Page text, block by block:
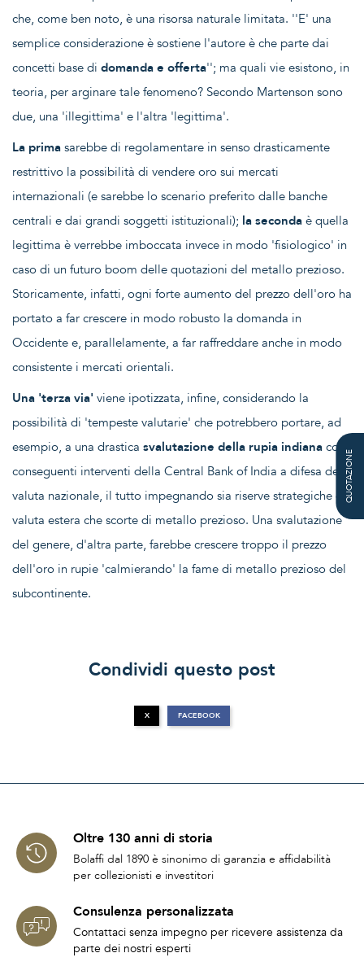
che, come ben noto, è una risorsa naturale limitata. ''E' una
semplice considerazione è sostiene l'autore è che parte dai
concetti base di domanda e offerta''; ma quali vie esistono, in
teoria, per arginare tale fenomeno? Secondo Martenson sono
due, una 'illegittima' e l'altra 'legittima'.
La prima sarebbe di regolamentare in senso drasticamente
restrittivo la possibilità di vendere oro sui mercati
internazionali (e sarebbe lo scenario preferito dalle banche
centrali e dai grandi soggetti istituzionali); la seconda è quella
legittima è verrebbe imboccata invece in modo 'fisiologico' in
caso di un futuro boom delle quotazioni del metallo prezioso.
Storicamente, infatti, ogni forte aumento del prezzo dell'oro ha
portato a far crescere in modo robusto la domanda in
Occidente e, parallelamente, a far raffreddare anche in modo
consistente i mercati orientali.
Una 'terza via' viene ipotizzata, infine, considerando la
possibilità di 'tempeste valutarie' che potrebbero portare, ad
esempio, a una drastica svalutazione della rupia indiana con
conseguenti interventi della Central Bank of India a difesa della
valuta nazionale, il tutto impegnando sia riserve strategiche di
valuta estera che scorte di metallo prezioso. Una svalutazione
del genere, d'altra parte, farebbe crescere troppo il prezzo
dell'oro in rupie 'calmierando' la fame di metallo prezioso del
subcontinente.
Condividi questo post
X FACEBOOK
Oltre 130 anni di storia
Bolaffi dal 1890 è sinonimo di garanzia e affidabilità
per collezionisti e investitori
Consulenza personalizzata
Contattaci senza impegno per ricevere assistenza da
parte dei nostri esperti
QUOTAZIONE